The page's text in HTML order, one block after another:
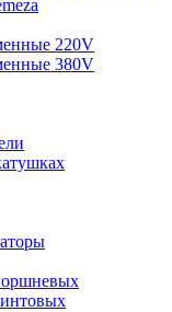
220V
380V